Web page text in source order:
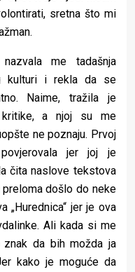
sretna što mi
me tadašnja
kulturi i rekla da se
Naime, tražila je
a njoj su me
ne poznaju. Prvoj
jer joj je
čita naslove tekstova
došlo do neke
„Hurednica“ jer je ova
Ali kada si me
da bih možda ja
kako je moguće da